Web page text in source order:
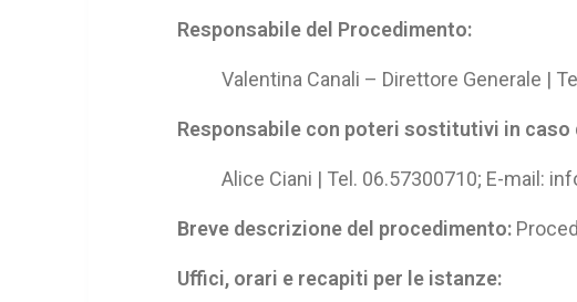
Responsabile del Procedimento:
Valentina Canali – Direttore Generale |
Responsabile con poteri sostitutivi in caso
Alice Ciani | Tel. 06.57300710; E-mail:
Breve descrizione del procedimento:
Uffici, orari e recapiti per le istanze: